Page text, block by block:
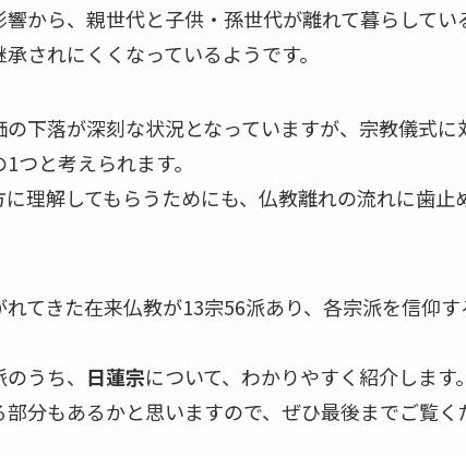
から、親世代と子供・孫世代が離れて暮らしてい
されにくくなっているようです。
下落が深刻な状況となっていますが、宗教儀式に
つと考えられます。
理解してもらうためにも、仏教離れの流れに歯止
てきた在来仏教が13宗56派あり、各宗派を信仰
うち、 日蓮宗について、わかりやすく紹介します。
分もあるかと思いますので、ぜひ最後までご覧く